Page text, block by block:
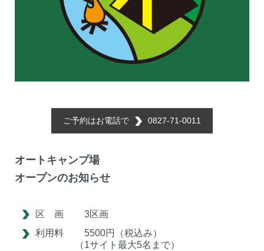
ご予約はお電話で 0827-71-0011
オートキャンプ場
オープンのお知らせ
区 画
3区画
利用料
5500円（税込み）
（1サイト最大5名まで）